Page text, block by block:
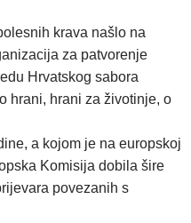
krava našlo na
za patvorenje
Hrvatskog sabora
hrani, hrani za životinje, o
a kojom je na europskoj
Komisija dobila šire
povezanih s